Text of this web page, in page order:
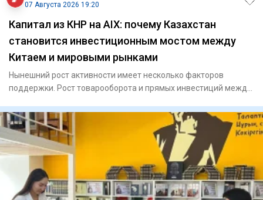
07 Августа 2026 19:20
Капитал из КНР на AIX: почему Казахстан
становится инвестиционным мостом между
Китаем и мировыми рынками
Нынешний рост активности имеет несколько факторов
поддержки. Рост товарооборота и прямых инвестиций между